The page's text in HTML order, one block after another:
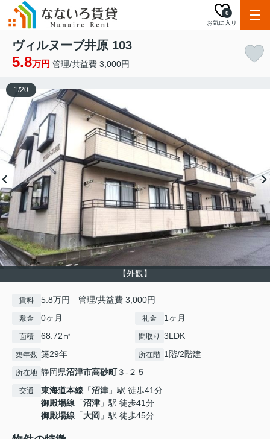
お気に入り
0
ヴィルヌーブ井原 103
5.8万円 管理/共益費 3,000円
【外観】
1/20
賃料 5.8万円 管理/共益費 3,000円
敷金 0ヶ月 礼金 1ヶ月
面積 68.72㎡ 間取り 3LDK
築年数 築29年 所在階 1階/2階建
所在地 静岡県沼津市高砂町３-２５
交通 東海道本線 「沼津 」駅 徒歩41分
御殿場線 「沼津 」駅 徒歩41分
御殿場線 「大岡 」駅 徒歩45分